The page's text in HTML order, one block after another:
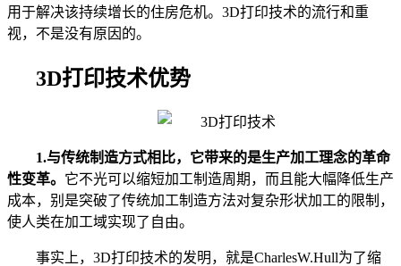
用于解决该持续增长的住房危机。 3D打印技术的流行和重
视，不是没有原因的。
3D打印技术优势
1.与传统制造方式相比，它带来的是生产加工理念的革命
性变革。 它不光可以缩短加工制造周期，而且能大幅降低生产
成本，别是突破了传统加工制造方法对复杂形状加工的限制，
使人类在加工域实现了自由。
事实上， 3D打印技术的发明，就是CharlesW.Hull为了缩